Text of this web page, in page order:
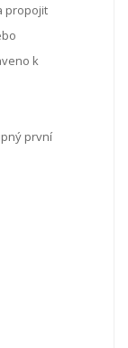
propojit
k
první